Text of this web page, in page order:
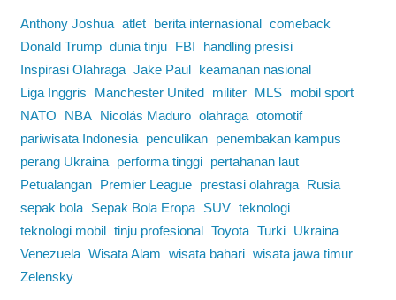
Anthony Joshua atlet berita internasional comeback
Donald Trump dunia tinju FBI
handling presisi
Inspirasi Olahraga Jake Paul
keamanan nasional
Liga Inggris
Manchester United militer MLS
mobil sport
NATO
NBA Nicolás Maduro olahraga otomotif
pariwisata Indonesia
penculikan
penembakan kampus
perang Ukraina
performa tinggi
pertahanan laut
Petualangan
Premier League prestasi olahraga
Rusia
sepak bola
Sepak Bola Eropa SUV teknologi
teknologi mobil tinju profesional Toyota Turki
Ukraina
Venezuela Wisata Alam wisata bahari wisata jawa timur
Zelensky